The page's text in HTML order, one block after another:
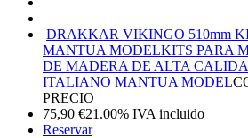
DRAKKAR VIKINGO 510mm
MANTUA MODELKITS PARA
DE MADERA DE ALTA
ITALIANO MANTUA MODEL
PRECIO
75,90 €21.00% IVA incluido
Reservar